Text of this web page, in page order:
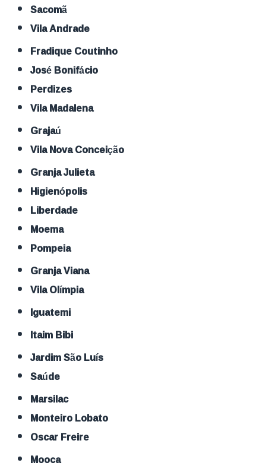
Sacomã
Vila Andrade
Fradique Coutinho
José Bonifácio
Perdizes
Vila Madalena
Grajaú
Vila Nova Conceição
Granja Julieta
Higienópolis
Liberdade
Moema
Pompeia
Granja Viana
Vila Olímpia
Iguatemi
Itaim Bibi
Jardim São Luís
Saúde
Marsilac
Monteiro Lobato
Oscar Freire
Mooca